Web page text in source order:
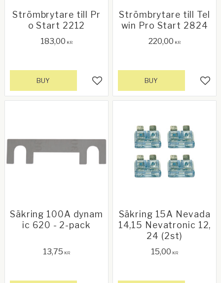
Strömbrytare till Pr
o Start 2212
183,00 KR
Add to favorites
BUY
Strömbrytare till Tel
win Pro Start 2824
220,00 KR
BUY
Säkring 100A dynam
ic 620 - 2-pack
13,75 KR
Säkring 15A Nevada
14,15 Nevatronic 12,
24 (2st)
15,00 KR